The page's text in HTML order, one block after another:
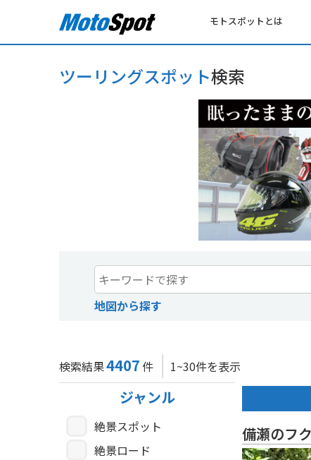
モトスポットとは
ツーリングスポット検索
地図から探す
検索結果4407件 1~30件を表示
ジャンル
絶景スポット
絶景ロード
備瀬のフ